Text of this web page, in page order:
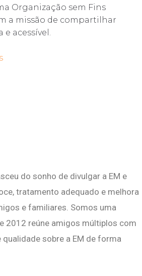
Organização sem Fins
a missão de compartilhar
acessível.
do sonho de divulgar a EM e
tratamento adequado e melhora
e familiares. Somos uma
2012 reúne amigos múltiplos com
sobre a EM de forma